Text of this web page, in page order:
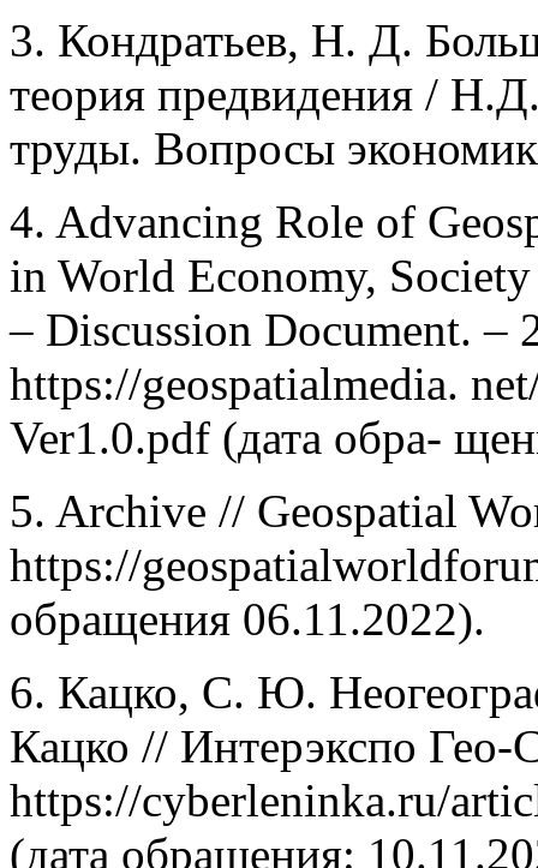
3. Кондратьев, Н. Д.
теория предвидения /
труды. Вопросы
4. Advancing Role of
in World Economy,
– Discussion Document. –
https://geospatialmedia.
Ver1.0.pdf (дата обра-
5. Archive // Geospatial
https://
обращения 06.11.2022).
6. Кацко, С. Ю.
Кацко // Интерэкспо
https://cyberleninka.ru/
(дата обращения: